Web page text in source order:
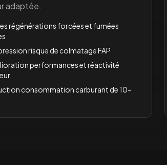
adaptée.
régénérations forcées et fumées
risque de colmatage FAP
performances et réactivité
consommation carburant de 10-